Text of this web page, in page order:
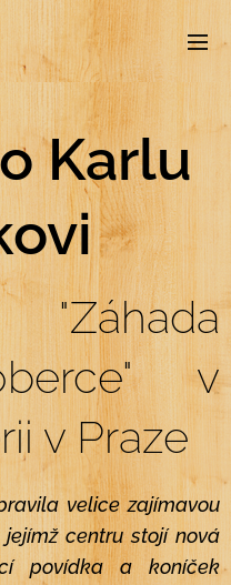
Karlu
v
v Praze
velice zajímavou
centru stojí nová
povídka a koníček